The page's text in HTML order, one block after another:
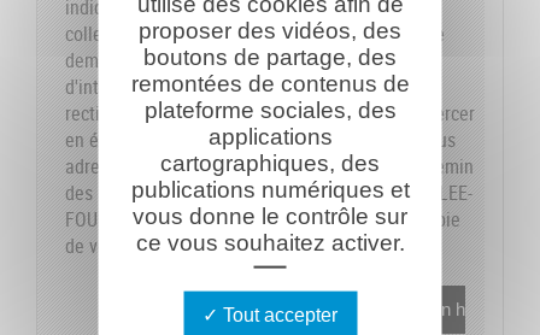
indiquons sur le formulaire les données dont la
collecte est obligatoire pour pouvoir traiter votre
demande. Vous disposez de vos droits
d'interrogation, accès, modification, opposition,
rectification et suppression que vous pouvez exercer
en écrivant au responsable du traitement, en vous
adressant à la Caverne du Dragon-Musée du Chemin
des Dames - RD 18 CD - 02160 OULCHES-LA-VALLEE-
FOULON et en joignant à votre demande une copie
de votre pièce d'identité.En savoir plus
proposer des vidéos, des
boutons de partage, des
remontées de contenus de
plateforme sociales, des
applications
cartographiques, des
publications numériques et
vous donne le contrôle sur
ce vous souhaitez activer.
Tout accepter